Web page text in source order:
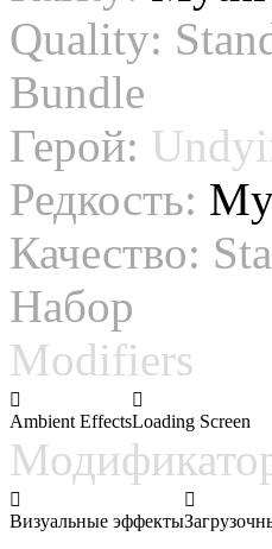
Quality:
Bundle
Герой:
Редкость:
Качество:
Набор
Modifiers
Ambient EffectsLoading Screen
Визуальные эффекты